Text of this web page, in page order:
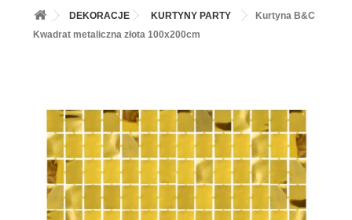
PIECZENIE
AKCESORIA IMPREZOWE
DEKORACJE
UROCZYSTOŚCI
DEKORACJE KURTYNY PARTY
Kurtyna B&C
Kwadrat metaliczna złota 100x200cm